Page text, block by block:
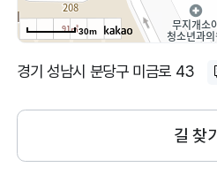
30m
경기 성남시 분당구 미금로 43
길 찾기